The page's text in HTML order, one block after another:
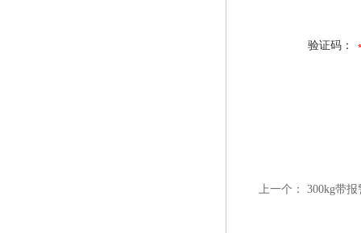
验证码：
上一个： 300kg带